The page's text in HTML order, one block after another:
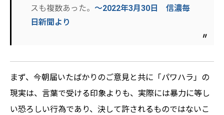
スも複数あった。 ～2022年3月30日 信濃毎
日新聞より
まず、今朝届いたばかりのご意見と共に「パワハラ」の
現実は、言葉で受ける印象よりも、実際には暴力に等し
い恐ろしい行為であり、決して許されるものではないこ